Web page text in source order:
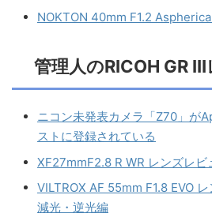
NOKTON 40mm F1.2
管理人のRICOH GR
ニコン未発表カメラ「Z70」が
ストに登録されている
XF27mmF2.8 R WR レンズレ
VILTROX AF 55mm F1.8 EVO
減光・逆光編